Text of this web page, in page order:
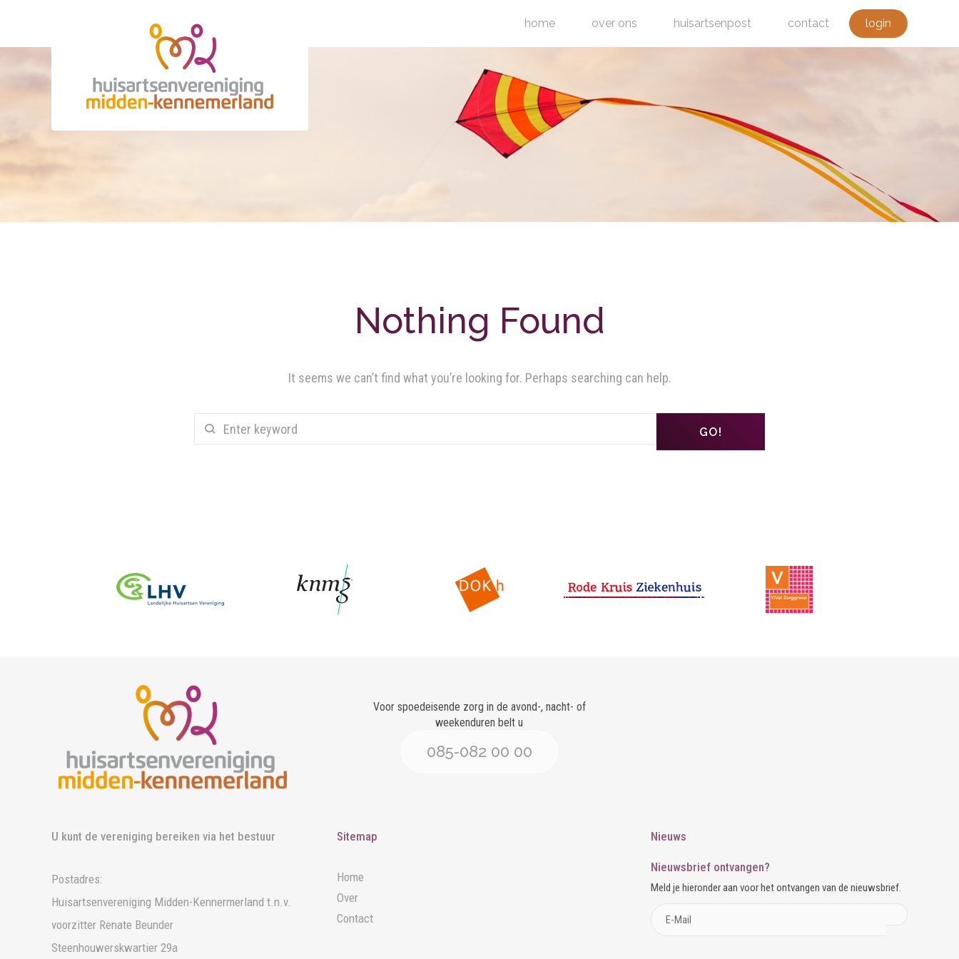
home over ons huisartsenpost contact login
Nothing Found
It seems we can’t find what you’re looking for. Perhaps searching can help.
GO!
Voor spoedeisende zorg in de avond-, nacht- of
weekenduren belt u
085-082 00 00
U kunt de vereniging bereiken via het bestuur
Postadres:
Huisartsenvereniging Midden-Kennermerland t.n.v.
voorzitter Renate Beunder
Steenhouwerskwartier 29a
Sitemap
Home
Over
Contact
Nieuws
Nieuwsbrief ontvangen?
Meld je hieronder aan voor het ontvangen van de nieuwsbrief.